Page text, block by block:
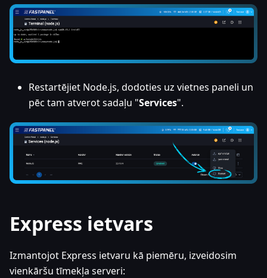
Restartējiet Node.js, dodoties uz vietnes paneli un
pēc tam atverot sadaļu "Services".
Express ietvars
Izmantojot Express ietvaru kā piemēru, izveidosim
vienkāršu tīmekļa serveri: